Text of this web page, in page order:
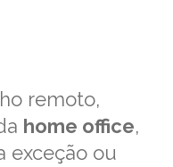
remoto,
home office,
exceção ou